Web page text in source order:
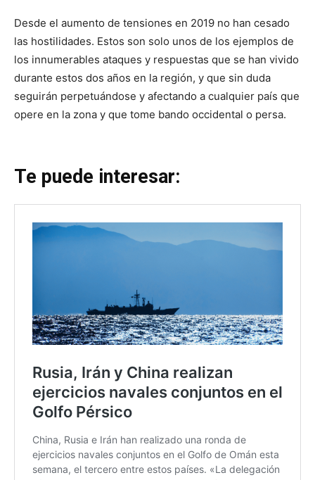
Desde el aumento de tensiones en 2019 no han cesado
las hostilidades. Estos son solo unos de los ejemplos de
los innumerables ataques y respuestas que se han vivido
durante estos dos años en la región, y que sin duda
seguirán perpetuándose y afectando a cualquier país que
opere en la zona y que tome bando occidental o persa.
Te puede interesar: